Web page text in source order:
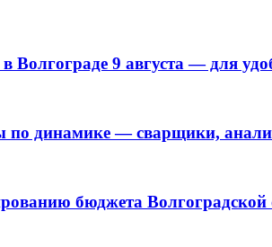
Волгограде 9 августа — для
по динамике — сварщики,
бюджета Волгоградской